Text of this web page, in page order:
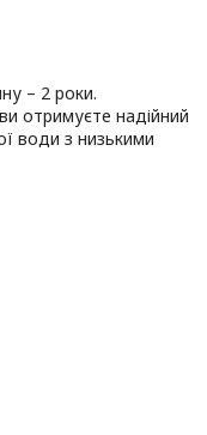
– 2 роки.
отримуєте надійний
води з низькими